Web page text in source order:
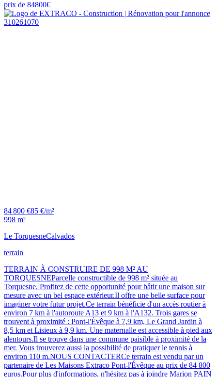
84 800 €85 €/m²
998 m²
Le TorquesneCalvados
terrain
TERRAIN À CONSTRUIRE DE 998 M² AU
TORQUESNEParcelle constructible de 998 m² située au
Torquesne. Profitez de cette opportunité pour bâtir une maison sur
mesure avec un bel espace extérieur.Il offre une belle surface pour
imaginer votre futur projet.Ce terrain bénéficie d'un accès routier à
environ 7 km à l'autoroute A13 et 9 km à l'A132. Trois gares se
trouvent à proximité : Pont-l'Évêque à 7,9 km, Le Grand Jardin à
8,5 km et Lisieux à 9,9 km. Une maternalle est accessible à pied aux
alentours.Il se trouve dans une commune paisible à proximité de la
mer. Vous trouverez aussi la possibilité de pratiquer le tennis à
environ 110 m.NOUS CONTACTERCe terrain est vendu par un
partenaire de Les Maisons Extraco Pont-l'Évêque au prix de 84 800
euros.Pour plus d'informations, n'hésitez pas à joindre Marion PAIN